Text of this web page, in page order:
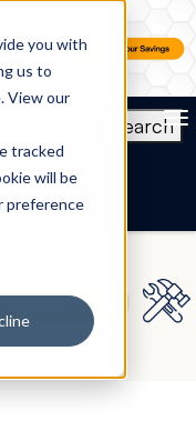
you with
us to
View our
tracked
will be
preference
Search